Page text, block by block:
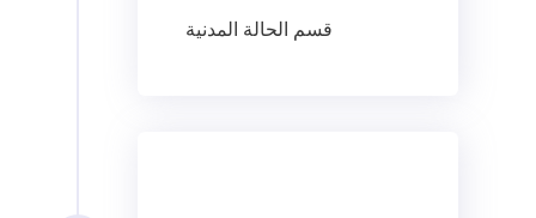
قسم الحالة المدنية